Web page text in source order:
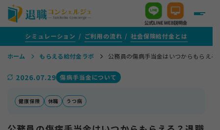
＋
給付金サポートをご検討中の方
シミュレーション ご利用の流れ 社会保険給付金とは
ホーム もらえる給付金ラボ 公務員の傷病手当金はいつからもらえ
2026.07.29 傷病手当金について
健康保険 休職 うつ病